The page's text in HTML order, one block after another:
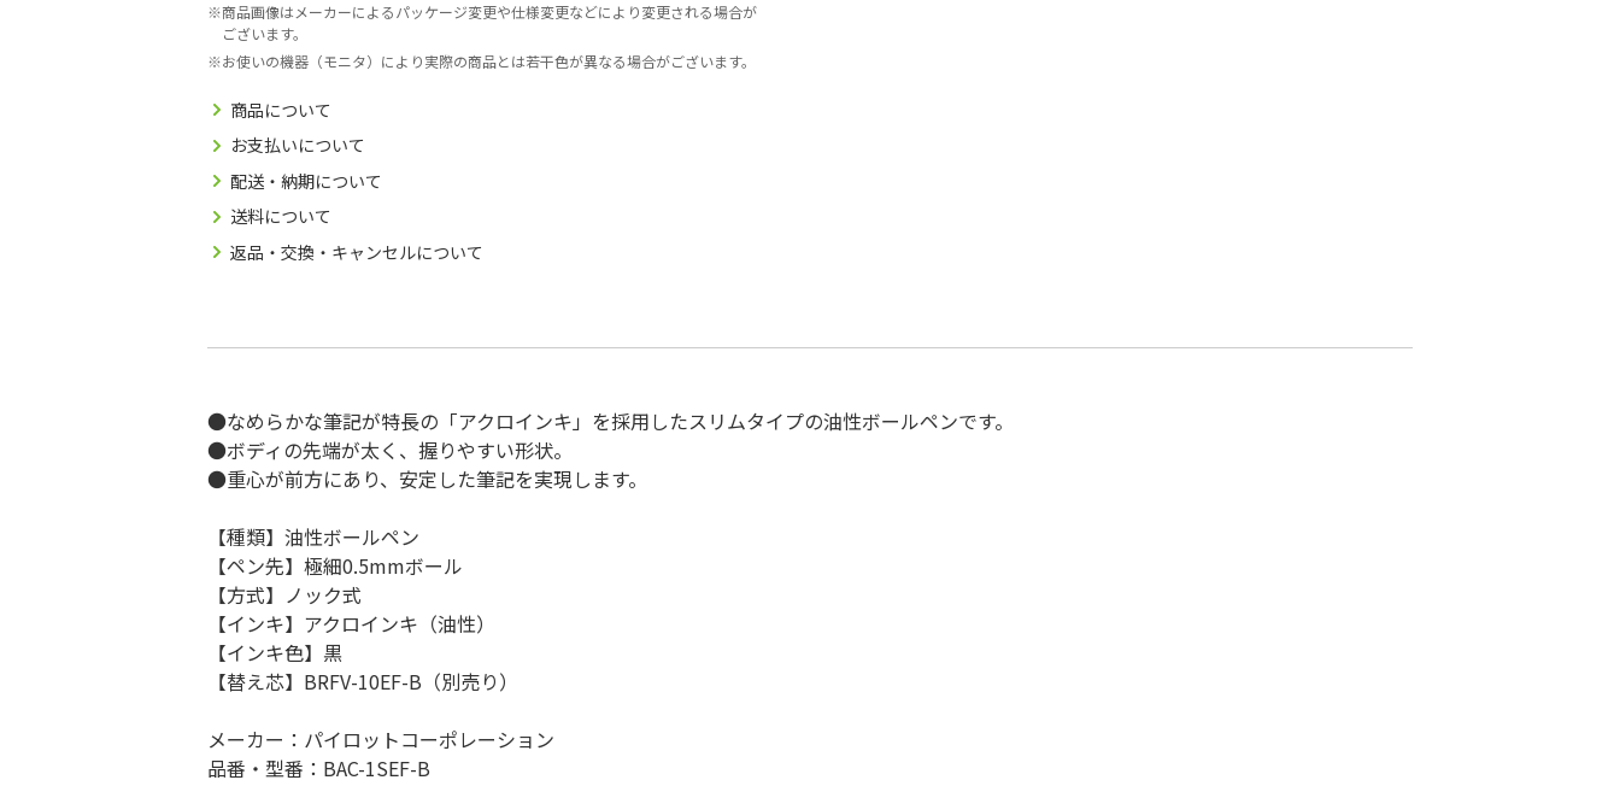
商品画像はメーカーによるパッケージ変更や仕様変更などにより変更される場合が
ございます。
お使いの機器（モニタ）により実際の商品とは若干色が異なる場合がございます。
商品について
お支払いについて
配送・納期について
送料について
返品・交換・キャンセルについて
●なめらかな筆記が特長の「アクロインキ」を採用したスリムタイプの油性ボールペンです。
●ボディの先端が太く、握りやすい形状。
●重心が前方にあり、安定した筆記を実現します。
【種類】油性ボールペン
【ペン先】極細0.5mmボール
【方式】ノック式
【インキ】アクロインキ（油性）
【インキ色】黒
【替え芯】BRFV-10EF-B（別売り）
メーカー：パイロットコーポレーション
品番・型番：BAC-1SEF-B